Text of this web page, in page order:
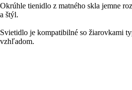
Okrúhle tienidlo z matného skla jemne
a štýl.
Svietidlo je kompatibilné so žiarovkami
vzhľadom.